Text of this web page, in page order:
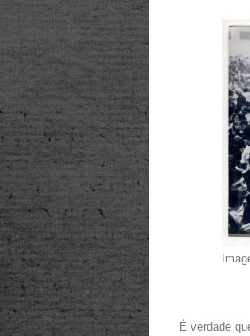
É verdade